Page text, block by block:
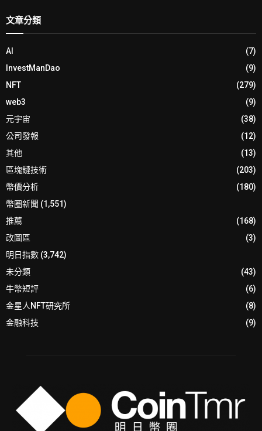
文章分類
AI
(7)
InvestManDao
(9)
NFT
(279)
web3
(9)
元宇宙
(38)
公司發報
(12)
其他
(13)
區塊鏈技術
(203)
幣價分析
(180)
幣圈新聞 (1,551)
推薦
(168)
改圖區
(3)
明日指數 (3,742)
未分類
(43)
牛幣短評
(6)
金星人NFT研究所
(8)
金融科技
(9)